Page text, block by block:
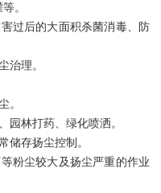
。
过后的大面积杀菌消毒、防
治理。
。
园林打药、绿化喷洒。
储存扬尘控制。
粉尘较大及扬尘严重的作业